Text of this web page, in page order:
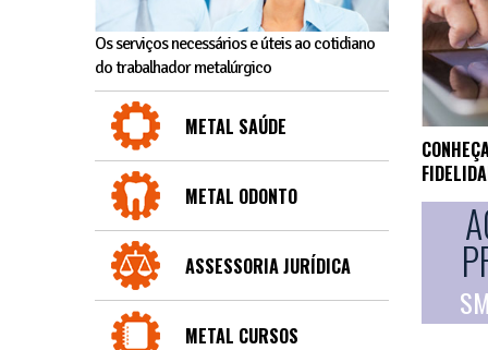
Os serviços necessários e úteis ao cotidiano
do trabalhador metalúrgico
METAL SAÚDE
METAL ODONTO
ASSESSORIA JURÍDICA
METAL CURSOS